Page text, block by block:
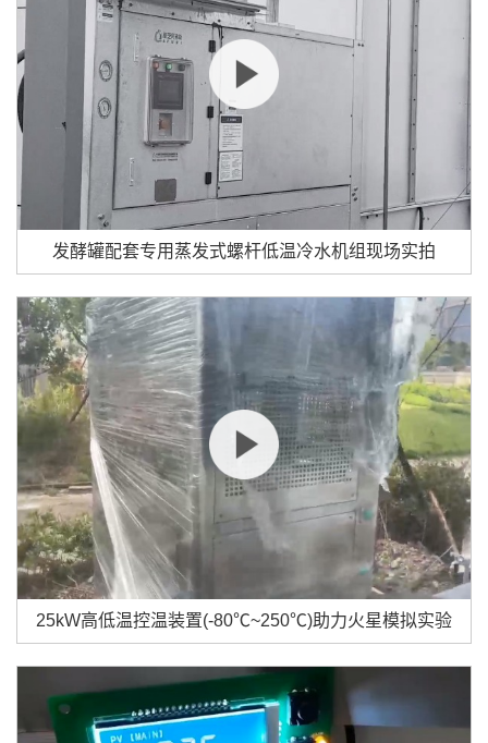
发酵罐配套专用蒸发式螺杆低温冷水机组现场实拍
25kW高低温控温装置(-80℃~250℃)助力火星模拟实验